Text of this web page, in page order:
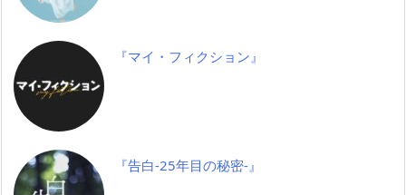
『マイ・フィクション』
『告白-25年目の秘密-』